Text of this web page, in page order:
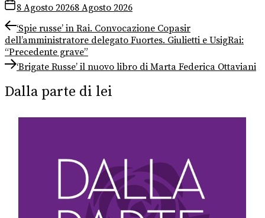
8 Agosto 20268 Agosto 2026
Navigazione
articoli
Previous
post:
‘Spie russe’ in Rai. Convocazione Copasir
dell’amministratore delegato Fuortes. Giulietti e UsigRai:
“Precedente grave”
Next
post:
‘Brigate Russe’ il nuovo libro di Marta Federica Ottaviani
Dalla parte di lei